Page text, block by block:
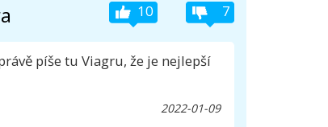
10 7
píše tu Viagru, že je nejlepší
2022-01-09